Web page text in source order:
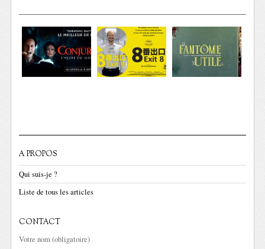
A PROPOS
Qui suis-je ?
Liste de tous les articles
CONTACT
Votre nom (obligatoire)